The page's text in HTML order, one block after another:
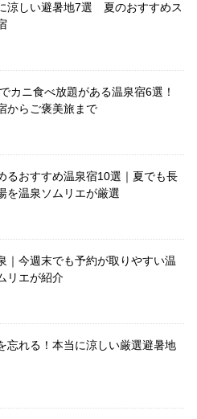
涼しい避暑地7選 夏のおすすめス
カニ食べ放題がある温泉宿6選！
からご褒美旅まで
るおすすめ温泉宿10選｜夏でも長
を温泉ソムリエが厳選
｜今週末でも予約が取りやすい温
リエが紹介
忘れる！本当に涼しい厳選避暑地